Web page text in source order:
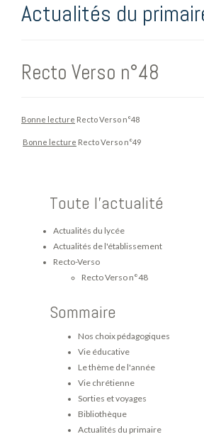
Actualités du
Recto Verso n°48
Bonne lecture Recto Verso n°48
Bonne lecture Recto Verso n°49
Toute l'actualité
Actualités du lycée
Actualités de l'établissement
Recto-Verso
Recto Verso n°48
Sommaire
Nos choix pédagogiques
Vie éducative
Le thème de l'année
Vie chrétienne
Sorties et voyages
Bibliothèque
Actualités du primaire